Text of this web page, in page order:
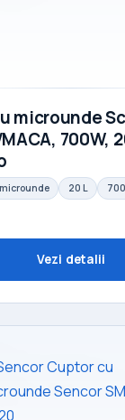
microunde
700W,
20 L
Vezi detalii